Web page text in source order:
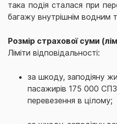
така подія сталася при
багажу внутрішнім водним
Розмір страхової суми
Ліміти відповідальності:
за шкоду, заподіяну
пасажирів 175 000
перевезення в цілому;